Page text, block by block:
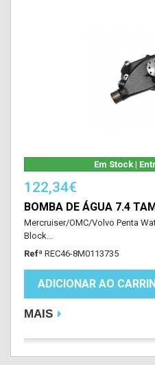
Em Stock |
122,34€
BOMBA DE ÁGUA 7.4
Mercruiser/OMC/Volvo Penta
Block...
Refª REC46-8M0113735
ADICIONAR AO
MAIS